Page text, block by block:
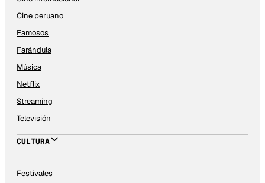
Cine peruano
Famosos
Farándula
Música
Netflix
Streaming
Televisión
CULTURA
Festivales